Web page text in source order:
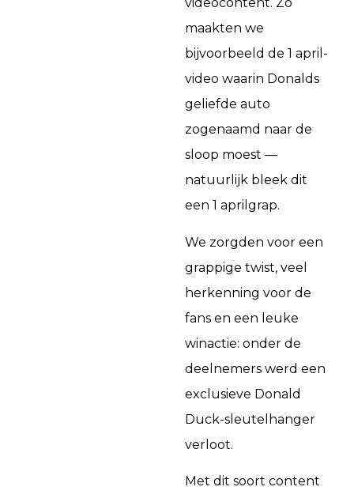
videocontent. Zo
maakten we
bijvoorbeeld de 1 april-
video waarin Donalds
geliefde auto
zogenaamd naar de
sloop moest —
natuurlijk bleek dit
een 1 aprilgrap.
We zorgden voor een
grappige twist, veel
herkenning voor de
fans en een leuke
winactie: onder de
deelnemers werd een
exclusieve Donald
Duck-sleutelhanger
verloot.
Met dit soort content